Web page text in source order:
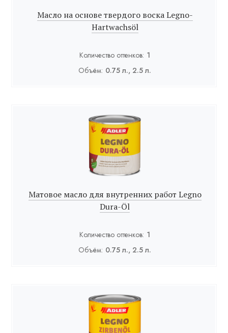
Масло на основе твердого воска Legno-
Hartwachsöl
Количество оттенков: 1
Объём: 0.75 л., 2.5 л.
Матовое масло для внутренних работ Legno
Dura-Öl
Количество оттенков: 1
Объём: 0.75 л., 2.5 л.